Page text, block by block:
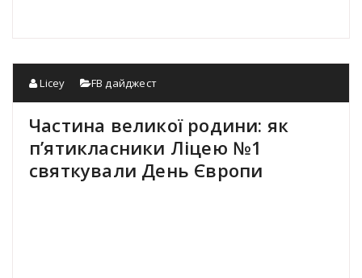
Licey FB дайджест
Частина великої родини: як
п’ятикласники Ліцею №1
святкували День Європи